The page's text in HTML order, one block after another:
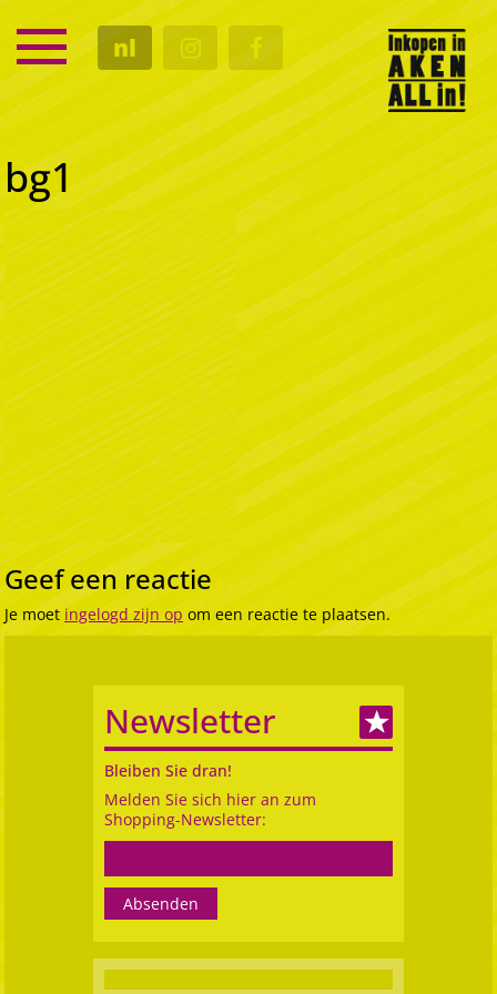
nl
SERVICE
KALENDER
CULTUUR
GASTRO
bg1
Geef een reactie
Je moetingelogd zijn op om een reactie te plaatsen.
Newsletter
Bleiben Sie dran!
Melden Sie sich hier an zum
Shopping-Newsletter: